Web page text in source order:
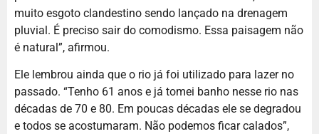
muito esgoto clandestino sendo lançado na drenagem
pluvial. É preciso sair do comodismo. Essa paisagem não
é natural”, afirmou.
Ele lembrou ainda que o rio já foi utilizado para lazer no
passado. “Tenho 61 anos e já tomei banho nesse rio nas
décadas de 70 e 80. Em poucas décadas ele se degradou
e todos se acostumaram. Não podemos ficar calados”,